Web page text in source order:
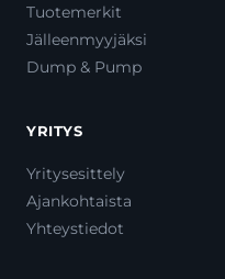
Tuotemerkit
Jälleenmyyjäksi
Dump & Pump
YRITYS
Yritysesittely
Ajankohtaista
Yhteystiedot